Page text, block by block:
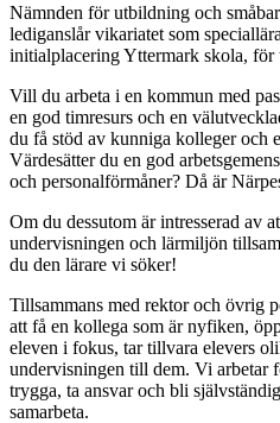
Nämnden för utbildning och
lediganslår vikariatet som
initialplacering Yttermark skola,
Vill du arbeta i en kommun med
en god timresurs och en
du få stöd av kunniga kolleger och
Värdesätter du en god
och personalförmåner? Då är
Om du dessutom är intresserad av
undervisningen och lärmiljön
du den lärare vi söker!
Tillsammans med rektor och övrig
att få en kollega som är nyfiken,
eleven i fokus, tar tillvara elevers
undervisningen till dem. Vi arbetar
trygga, ta ansvar och bli
samarbeta.